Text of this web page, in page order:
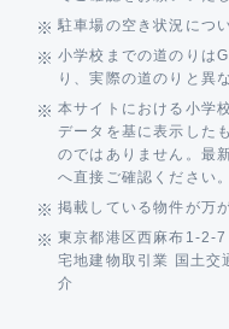
駐車場の空き状況につ
小学校までの道のりは
り、実際の道のりと異
本サイトにおける小学
データを基に表示した
のではありません。最
へ直接ご確認ください。
掲載している物件が万
東京都港区西麻布1-
宅地建物取引業 国土
介